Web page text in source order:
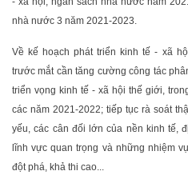
nhà nước 3 năm 2021-2023.
Về kế hoạch phát triển kinh tế - xã
trước mắt cần tăng cường công tác
triển vọng kinh tế - xã hội thế giới,
các năm 2021-2022; tiếp tục rà soát
yếu, các cân đối lớn của nền kinh tế,
lĩnh vực quan trọng và những nhiệm
đột phá, khả thi cao...